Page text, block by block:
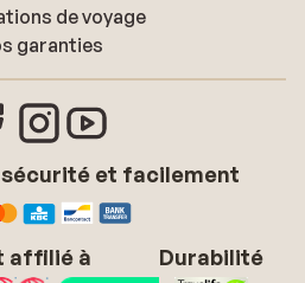
de voyage
garanties
sécurité et facilement
affilié à Durabilité